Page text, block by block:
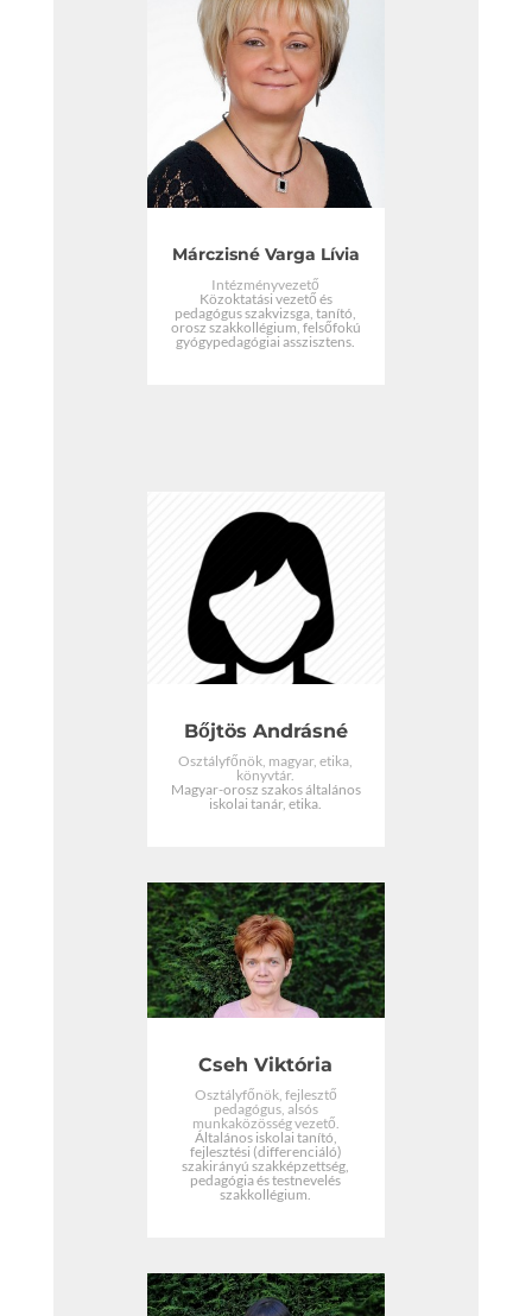
Márczisné Varga Lívia
Intézményvezető
Közoktatási vezető és
pedagógus szakvizsga, tanító,
orosz szakkollégium, felsőfokú
gyógypedagógiai asszisztens.
Bőjtös Andrásné
Osztályfőnök, magyar, etika,
könyvtár.
Magyar-orosz szakos általános
iskolai tanár, etika.
Cseh Viktória
Osztályfőnök, fejlesztő
pedagógus, alsós
munkaközösség vezető.
Általános iskolai tanító,
fejlesztési (differenciáló)
szakirányú szakképzettség,
pedagógia és testnevelés
szakkollégium.